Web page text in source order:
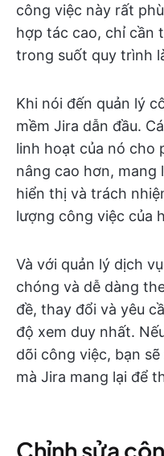
công việc này rất
hợp tác cao, chỉ cần
trong suốt quy trình
Khi nói đến quản lý
mềm Jira dẫn đầu.
linh hoạt của nó cho
nâng cao hơn, mang
hiển thị và trách
lượng công việc của
Và với quản lý dịch
chóng và dễ dàng
đề, thay đổi và yêu
độ xem duy nhất.
dõi công việc, bạn
mà Jira mang lại để
Chỉnh sửa